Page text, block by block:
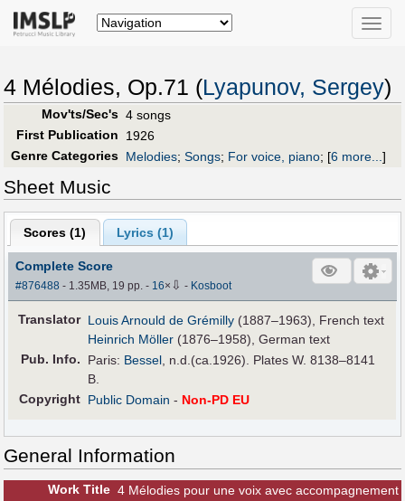
Toggle
4 Mélodies, Op.71 (Lyapunov, Sergey)
Mov'ts/Sec's 4 songs
First Publication
1926
Genre Categories Melodies; Songs; For voice, piano; [6 more...]
Sheet Music
Scores (1) Lyrics (1)
Complete Score
#876488 - 1.35MB, 19 pp.- 16× ⇩ - Kosboot
Translator Louis Arnould de Grémilly (1887–1963), French text
Heinrich Möller (1876–1958), German text
Pub. Info. Paris: Bessel, n.d.(ca.1926). Plates W. 8138–8141
B.
Copyright Public Domain - Non-PD EU
General Information
Work Title 4 Mélodies pour une voix avec accompagnement